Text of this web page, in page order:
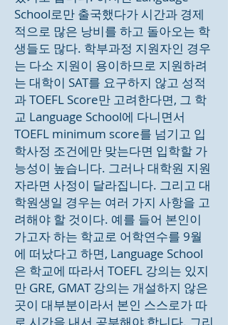
School로만 출국했다가 시간과 경제
적으로 많은 낭비를 하고 돌아오는 학
생들도 많다. 학부과정 지원자인 경우
는 다소 지원이 용이하므로 지원하려
는 대학이 SAT를 요구하지 않고 성적
과 TOEFL Score만 고려한다면, 그 학
교 Language School에 다니면서
TOEFL minimum score를 넘기고 입
학사정 조건에만 맞는다면 입학할 가
능성이 높습니다. 그러나 대학원 지원
자라면 사정이 달라집니다. 그리고 대
학원생일 경우는 여러 가지 사항을 고
려해야 할 것이다. 예를 들어 본인이
가고자 하는 학교로 어학연수를 9월
에 떠났다고 하면, Language School
은 학교에 따라서 TOEFL 강의는 있지
만 GRE, GMAT 강의는 개설하지 않은
곳이 대부분이라서 본인 스스로가 따
로 시간을 내서 공부해야 합니다. 그리